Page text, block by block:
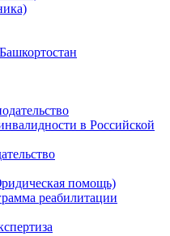
в Российской
помощь)
реабилитации